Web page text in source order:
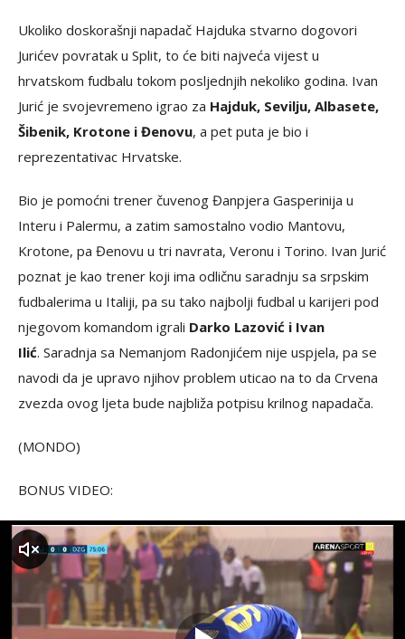
Ukoliko doskorašnji napadač Hajduka stvarno dogovori
Jurićev povratak u Split, to će biti najveća vijest u
hrvatskom fudbalu tokom posljednjih nekoliko godina. Ivan
Jurić je svojevremeno igrao za Hajduk, Sevilju, Albasete,
Šibenik, Krotone i Đenovu, a pet puta je bio i
reprezentativac Hrvatske.
Bio je pomoćni trener čuvenog Đanpjera Gasperinija u
Interu i Palermu, a zatim samostalno vodio Mantovu,
Krotone, pa Đenovu u tri navrata, Veronu i Torino. Ivan Jurić
poznat je kao trener koji ima odličnu saradnju sa srpskim
fudbalerima u Italiji, pa su tako najbolji fudbal u karijeri pod
njegovom komandom igrali Darko Lazović i Ivan
Ilić. Saradnja sa Nemanjom Radonjićem nije uspjela, pa se
navodi da je upravo njihov problem uticao na to da Crvena
zvezda ovog ljeta bude najbliža potpisu krilnog napadača.
(MONDO)
BONUS VIDEO: